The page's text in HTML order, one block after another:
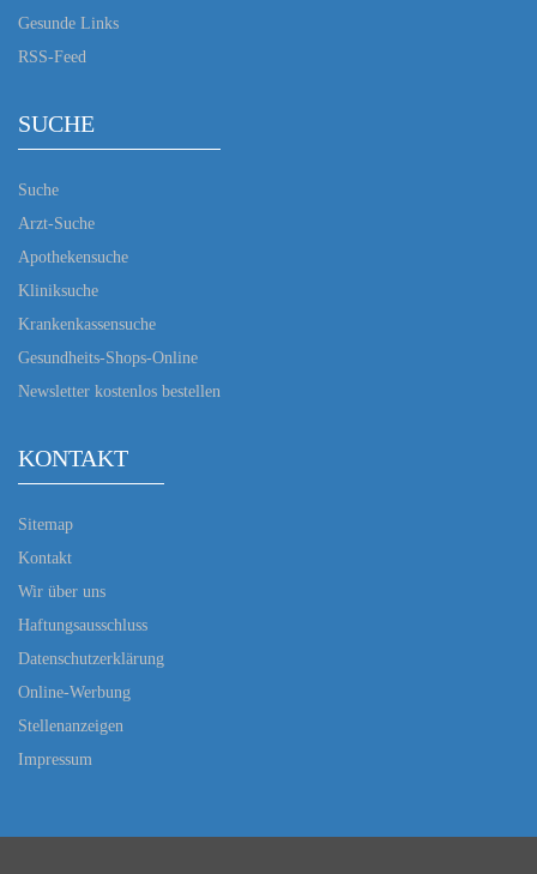
Gesunde Links
RSS-Feed
SUCHE
Suche
Arzt-Suche
Apothekensuche
Kliniksuche
Krankenkassensuche
Gesundheits-Shops-Online
Newsletter kostenlos bestellen
KONTAKT
Sitemap
Kontakt
Wir über uns
Haftungsausschluss
Datenschutzerklärung
Online-Werbung
Stellenanzeigen
Impressum